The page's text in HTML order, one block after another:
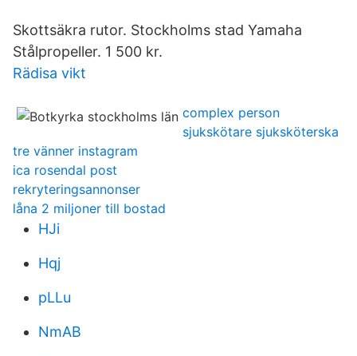
Skottsäkra rutor. Stockholms stad Yamaha
Stålpropeller. 1 500 kr.
Rädisa vikt
complex person
sjukskötare sjuksköterska
tre vänner instagram
ica rosendal post
rekryteringsannonser
låna 2 miljoner till bostad
HJi
Hqj
pLLu
NmAB